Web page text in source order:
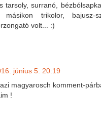
tarsoly, surranó,
trikolor, bajusz-
volt... :)
június 5. 20:19
magyarosch komment-
!